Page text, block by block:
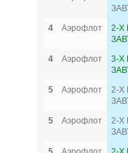
4
Аэрофлот
2-Х
4
Аэрофлот
3-Х
5
Аэрофлот
2-Х
5
Аэрофлот
2-Х